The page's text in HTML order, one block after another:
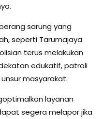
sarung yang
seperti Tarumajaya
terus melakukan
edukatif, patroli
masyarakat.
layanan
segera melapor jika